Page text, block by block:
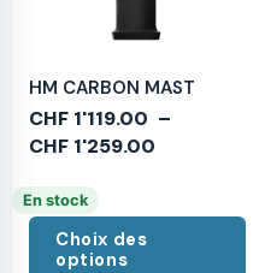
HM CARBON MAST
CHF 1'119.00 –
CHF 1'259.00
En stock
Choix des
options